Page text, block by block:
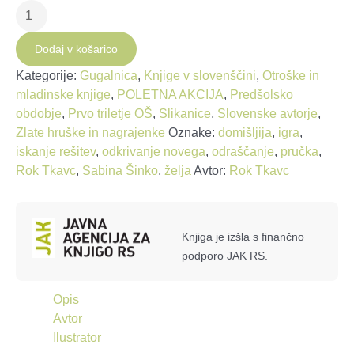
Pručka
Dodaj v košarico
Kategorije: Gugalnica, Knjige v slovenščini, Otroške in
mladinske knjige, POLETNA AKCIJA, Predšolsko
obdobje, Prvo triletje OŠ, Slikanice, Slovenske avtorje,
Zlate hruške in nagrajenke Oznake: domišljija, igra,
iskanje rešitev, odkrivanje novega, odraščanje, pručka,
Rok Tkavc, Sabina Šinko, želja Avtor: Rok Tkavc
Knjiga je izšla s finančno
podporo JAK RS.
Opis
Avtor
Ilustrator